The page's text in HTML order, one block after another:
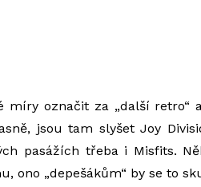
míry označit za „další
jsou tam slyšet Joy
pasážích třeba i Misfits.
ono „depešákům“ by se to